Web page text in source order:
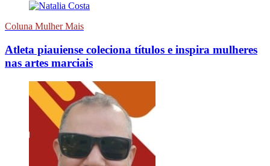
Coluna Mulher Mais
Atleta piauiense coleciona títulos e inspira mulheres
nas artes marciais